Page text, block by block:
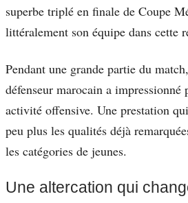
superbe triplé en finale de Coupe
littéralement son équipe dans cette
Pendant une grande partie du
défenseur marocain a impressionné
activité offensive. Une prestation
peu plus les qualités déjà
les catégories de jeunes.
Une altercation qui